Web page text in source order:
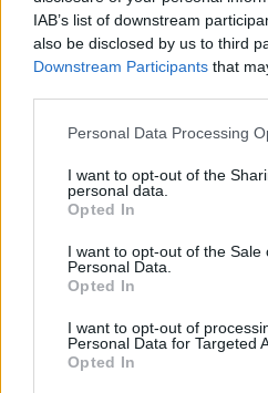
IAB’s list of downstream
also be disclosed by us to third
Downstream Participants that
Please note that this website/
not limited to your visit or usage
grant or deny consent to Google
use your data for below
consent section.
Personal Data Processing
I want to opt-out of the
personal data.
Opted In
I want to opt-out of the Sale
Personal Data.
Opted In
I want to opt-out of
Personal Data for Targeted
Opted In
odstranjeni. Pravila komentiranja
Kategorije: Obvestila
Več iz kategorije